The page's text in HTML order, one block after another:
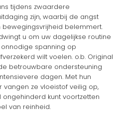
tijdens zwaardere
zijn, waarbij de angst
belemmert.
u om uw dagelijkse routine
spanning op
wilt voelen. o.b. Original
betrouwbare ondersteuning
dagen. Met hun
ze vloeistof veilig op,
kunt voortzetten
van reinheid.